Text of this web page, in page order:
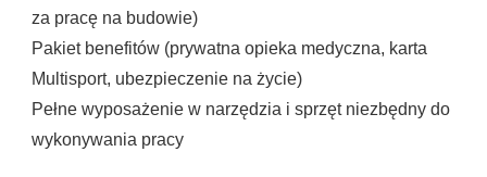
za pracę na budowie)
Pakiet benefitów (prywatna opieka medyczna, karta
Multisport, ubezpieczenie na życie)
Pełne wyposażenie w narzędzia i sprzęt niezbędny do
wykonywania pracy